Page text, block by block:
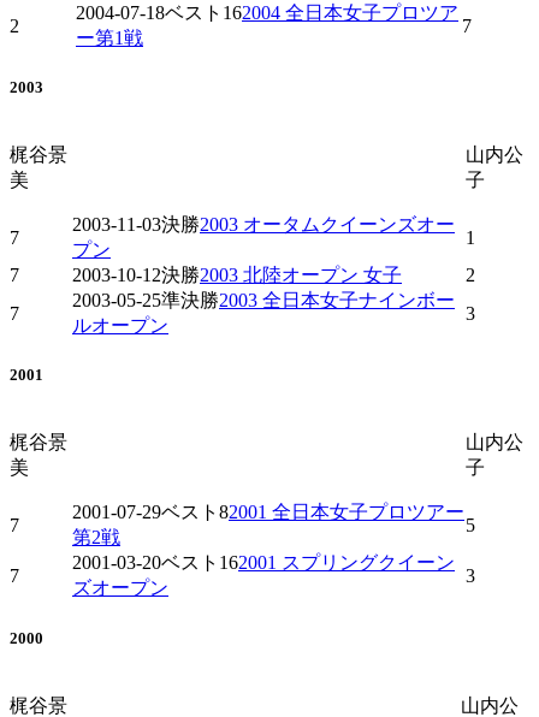
2
2004-07-18ベスト162004 全日本女子プロツア
ー第1戦
7
2003
梶谷景
美
山内公
子
7
2003-11-03決勝2003 オータムクイーンズオー
プン
1
7
2003-10-12決勝2003 北陸オープン 女子
2
7
2003-05-25準決勝2003 全日本女子ナインボー
ルオープン
3
2001
梶谷景
美
山内公
子
7
2001-07-29ベスト82001 全日本女子プロツアー
第2戦
5
7
2001-03-20ベスト162001 スプリングクイーン
ズオープン
3
2000
梶谷景
山内公